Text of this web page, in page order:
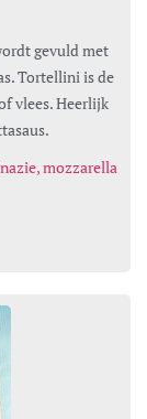
Tortellini is de
vlees. Heerlijk
mozzarella